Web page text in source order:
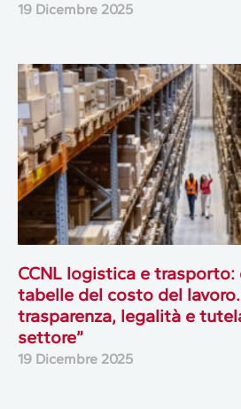
19 Dicembre 2025
CCNL logistica e trasporto:
tabelle del costo del lavoro.
trasparenza, legalità e
settore”
19 Dicembre 2025